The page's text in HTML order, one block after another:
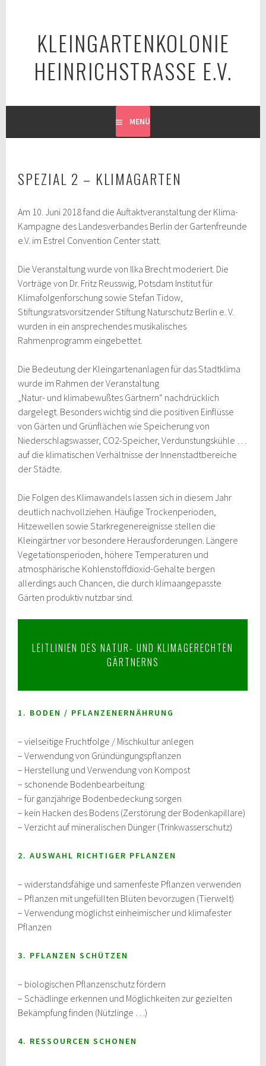
KLEINGARTENKOLONIE
HEINRICHSTRASSE E.V.
MENÜ
SPEZIAL 2 – KLIMAGARTEN
Am 10. Juni 2018 fand die Auftaktveranstaltung der Klima-
Kampagne des Landesverbandes Berlin der Gartenfreunde
e.V. im Estrel Convention Center statt.
Die Veranstaltung wurde von Ilka Brecht moderiert. Die
Vorträge von Dr. Fritz Reusswig, Potsdam Institut für
Klimafolgenforschung sowie Stefan Tidow,
Stiftungsratsvorsitzender Stiftung Naturschutz Berlin e. V.
wurden in ein ansprechendes musikalisches
Rahmenprogramm eingebettet.
Die Bedeutung der Kleingartenanlagen für das Stadtklima
wurde im Rahmen der Veranstaltung
„Natur- und klimabewußtes Gärtnern“ nachdrücklich
dargelegt. Besonders wichtig sind die positiven Einflüsse
von Gärten und Grünflächen wie Speicherung von
Niederschlagswasser, CO2-Speicher, Verdunstungskühle …
auf die klimatischen Verhältnisse der Innenstadtbereiche
der Städte.
Die Folgen des Klimawandels lassen sich in diesem Jahr
deutlich nachvollziehen. Häufige Trockenperioden,
Hitzewellen sowie Starkregenereignisse stellen die
Kleingärtner vor besondere Herausforderungen. Längere
Vegetationsperioden, höhere Temperaturen und
atmosphärische Kohlenstoffdioxid-Gehalte bergen
allerdings auch Chancen, die durch klimaangepasste
Gärten produktiv nutzbar sind.
LEITLINIEN DES NATUR- UND KLIMAGERECHTEN
GÄRTNERNS
1. BODEN / PFLANZENERNÄHRUNG
– vielseitige Fruchtfolge / Mischkultur anlegen
– Verwendung von Gründüngungspflanzen
– Herstellung und Verwendung von Kompost
– schonende Bodenbearbeitung
– für ganzjährige Bodenbedeckung sorgen
– kein Hacken des Bodens (Zerstörung der Bodenkapillare)
– Verzicht auf mineralischen Dünger (Trinkwasserschutz)
2. AUSWAHL RICHTIGER PFLANZEN
– widerstandsfähige und samenfeste Pflanzen verwenden
– Pflanzen mit ungefüllten Blüten bevorzugen (Tierwelt)
– Verwendung möglichst einheimischer und klimafester
Pflanzen
3. PFLANZEN SCHÜTZEN
– biologischen Pflanzenschutz fördern
– Schädlinge erkennen und Möglichkeiten zur gezielten
Bekämpfung finden (Nützlinge …)
4. RESSOURCEN SCHONEN